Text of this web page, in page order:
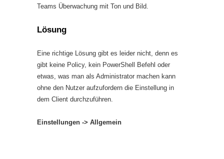
Teams Überwachung mit Ton und Bild.
Lösung
Eine richtige Lösung gibt es leider nicht, denn es
gibt keine Policy, kein PowerShell Befehl oder
etwas, was man als Administrator machen kann
ohne den Nutzer aufzufordern die Einstellung in
dem Client durchzuführen.
Einstellungen -> Allgemein